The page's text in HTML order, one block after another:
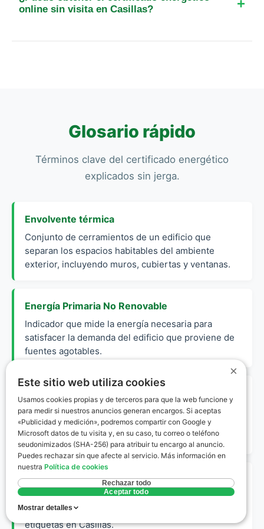
mostrar los datos catastrales si fuera necesario.
online sin visita en Casillas?
Glosario rápido
Términos clave del certificado energético
explicados sin jerga.
Envolvente térmica
Conjunto de cerramientos de un edificio que
separan los espacios habitables del ambiente
exterior, incluyendo muros, cubiertas y ventanas.
Energía Primaria No Renovable
Indicador que mide la energía necesaria para
satisfacer la demanda del edificio que proviene de
fuentes agotables.
Clasificación del CTE que define a Casillas con una
severidad climática de invierno nivel D y verano
nivel 3.
CEREN
Registro de Certificados de Eficiencia Energética
de Castilla y León, órgano donde se oficializan las
etiquetas en Casillas.
×
Este sitio web utiliza cookies
Usamos cookies propias y de terceros para que la web funcione y
para medir si nuestros anuncios generan encargos. Si aceptas
«Publicidad y medición», podremos compartir con Google y
Microsoft datos de tu visita y, en su caso, tu correo o teléfono
seudonimizados (SHA-256) para atribuir tu encargo al anuncio.
Puedes rechazar sin que afecte al servicio. Más información en
nuestra Política de cookies
Rechazar todo
Aceptar todo
Mostrar detalles